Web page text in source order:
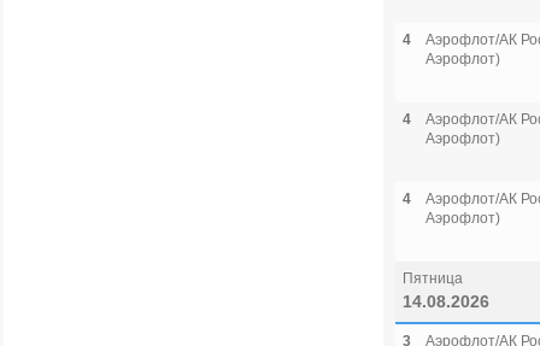
4
Аэрофлот/АК
Аэрофлот)
4
Аэрофлот/АК
Аэрофлот)
4
Аэрофлот/АК
Аэрофлот)
Пятница
14.08.2026
3
Аэрофлот/АК